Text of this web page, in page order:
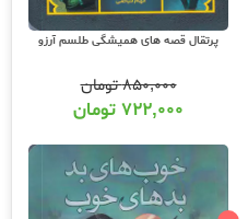
پرتقال قصه های همیشگی طلسم آرزو
۸۵۰,۰۰۰تومان
۷۲۲,۰۰۰ تومان